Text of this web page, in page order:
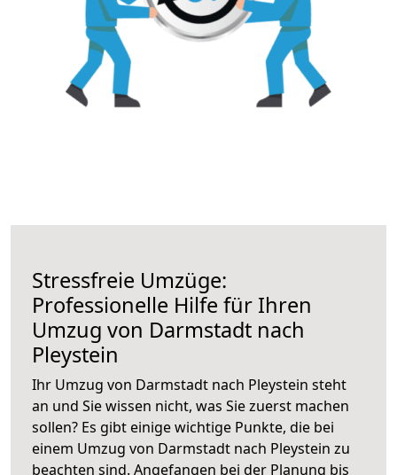
Stressfreie Umzüge:
Professionelle Hilfe für Ihren
Umzug von Darmstadt nach
Pleystein
Ihr Umzug von Darmstadt nach Pleystein steht
an und Sie wissen nicht, was Sie zuerst machen
sollen? Es gibt einige wichtige Punkte, die bei
einem Umzug von Darmstadt nach Pleystein zu
beachten sind. Angefangen bei der Planung bis